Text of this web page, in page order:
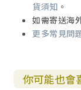
貨須知 。
如需寄送海
更多常見問
你可能也會